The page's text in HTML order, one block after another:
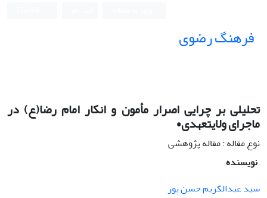
فرهنگ رضوی
تحلیلی بر چرایی اصرار مأمون و انکار امام رضا(ع) در
ماجرای ولایتعهدی•
نوع مقاله : مقاله پژوهشی
نویسنده
سید عبدالکریم حسن پور